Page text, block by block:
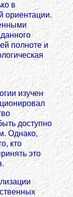
в
ориентации.
полноте и
изучен
доступно
Однако,
кто
это